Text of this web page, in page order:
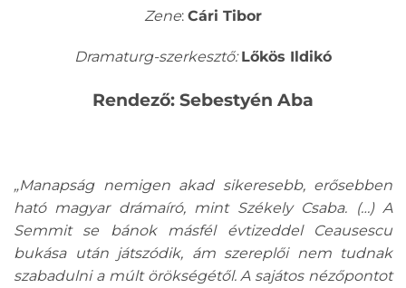
Zene: Cári Tibor
Dramaturg-szerkesztő: Lőkös Ildikó
Rendező: Sebestyén Aba
„Manapság nemigen akad sikeresebb, erősebben
ható magyar drámaíró, mint Székely Csaba. (…) A
Semmit se bánok másfél évtizeddel Ceausescu
bukása után játszódik, ám szereplői nem tudnak
szabadulni a múlt örökségétől. A sajátos nézőpontot